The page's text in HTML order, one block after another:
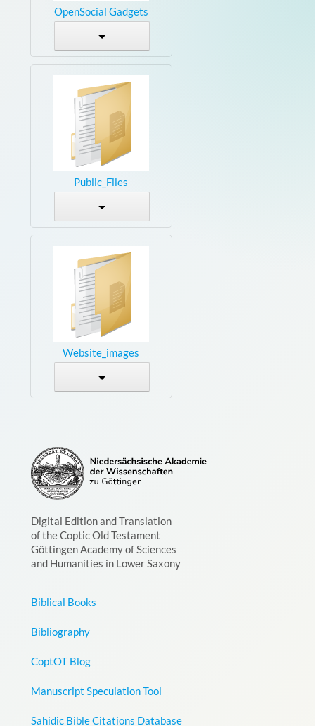
OpenSocial Gadgets
Public_Files
Website_images
Digital Edition and Translation
of the Coptic Old Testament
Göttingen Academy of Sciences
and Humanities in Lower Saxony
Biblical Books
Bibliography
CoptOT Blog
Manuscript Speculation Tool
Sahidic Bible Citations Database